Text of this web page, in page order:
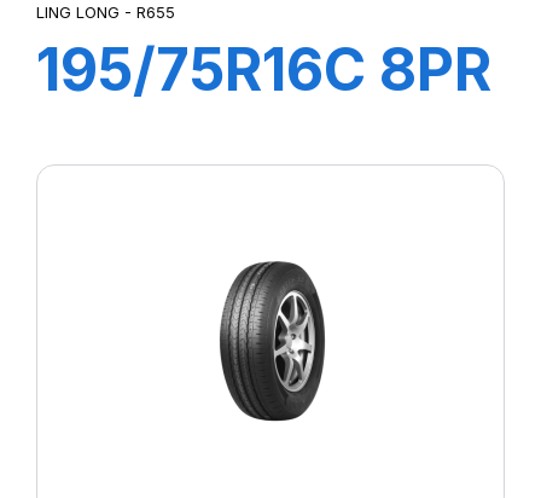
LING LONG - R655
195/75R16C 8PR
VAN 4S